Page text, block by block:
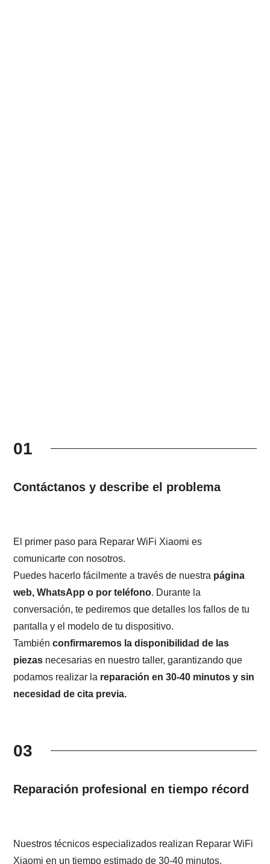
01
Contáctanos y describe el problema
El primer paso para Reparar WiFi Xiaomi es
comunicarte con nosotros.
Puedes hacerlo fácilmente a través de nuestra página
web, WhatsApp o por teléfono. Durante la
conversación, te pediremos que detalles los fallos de tu
pantalla y el modelo de tu dispositivo.
Tambiénconfirmaremos la disponibilidad de las
piezas necesarias en nuestro taller, garantizando que
podamos realizar la reparación en 30-40 minutos y sin
necesidad de cita previa.
03
Reparación profesional en tiempo récord
Nuestros técnicos especializados realizan Reparar WiFi
Xiaomi en un tiempo estimado de 30-40 minutos.